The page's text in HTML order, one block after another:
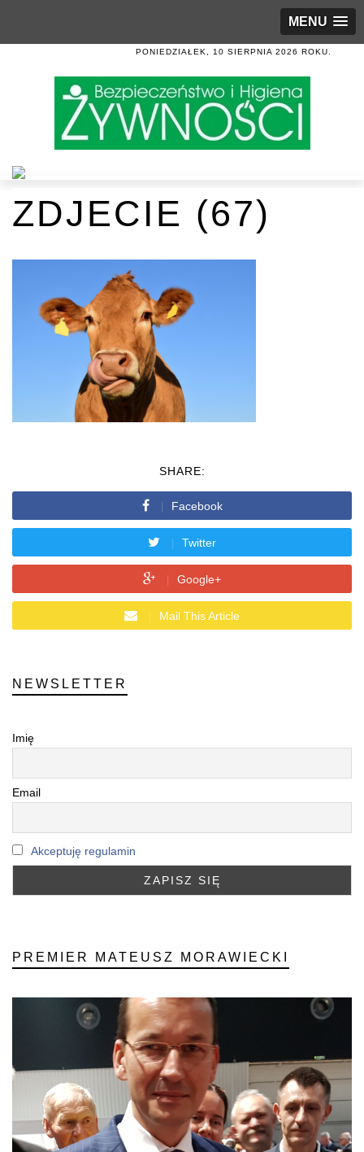
MENU
PONIEDZIAŁEK, 10 SIERPNIA 2026 ROKU.
ZDJECIE (67)
SHARE:
Facebook
Twitter
Google+
Mail This Article
NEWSLETTER
Imię
Email
Akceptuję regulamin
PREMIER MATEUSZ MORAWIECKI